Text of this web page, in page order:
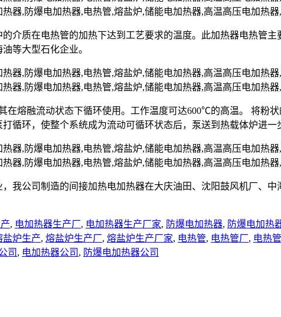
介质在电热管的加热下达到工艺要求的温度。此加热器电热管
等大型石化企业。
熔融流动状态下循环使用。工作温度可达600℃的高温。 将粉
循环，使整个系统成为流动可循环状态后，泵送到热载体炉进一
我公司制造的间接加热电加热器在大庆油田、沈阳鼓风机厂、
, 电加热器生产厂, 电加热器生产厂家, 防爆电加热器, 防爆电加热
盐炉生产, 熔盐炉生产厂, 熔盐炉生产厂家, 电热管, 电热管厂, 电热
司 , 电加热器公司 , 防爆电加热器公司